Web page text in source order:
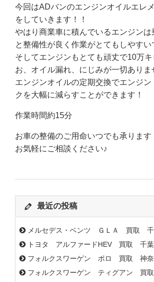
今回はADバンのエンジンオイルエレ
をしていきます！！
やはり商業車に積んでいるエンジンは
と整備性が良く作業がとてもしやすい
そしてエンジンもとても頑丈で10万
お、オイル漏れ、にじみが一切ありま
エンジンオイルの定期交換でエンジン
クを大幅に減らすことができます！
作業時間約15分
お車の整備のご用命いつでも承ります
お気軽にご相談ください♪
最近の投稿
メルセデス・ベンツ ＧＬＡ 買取 千
トヨタ アルファードHEV 買取 千
フォルクスワーゲン ポロ 買取 神奈
フォルクスワーゲン ティグアン 買